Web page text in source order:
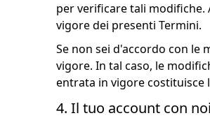
per verificare tali
vigore dei presenti Termini.
Se non sei d'accordo con
vigore. In tal caso, le
entrata in vigore costituisce
4. Il tuo account con noi